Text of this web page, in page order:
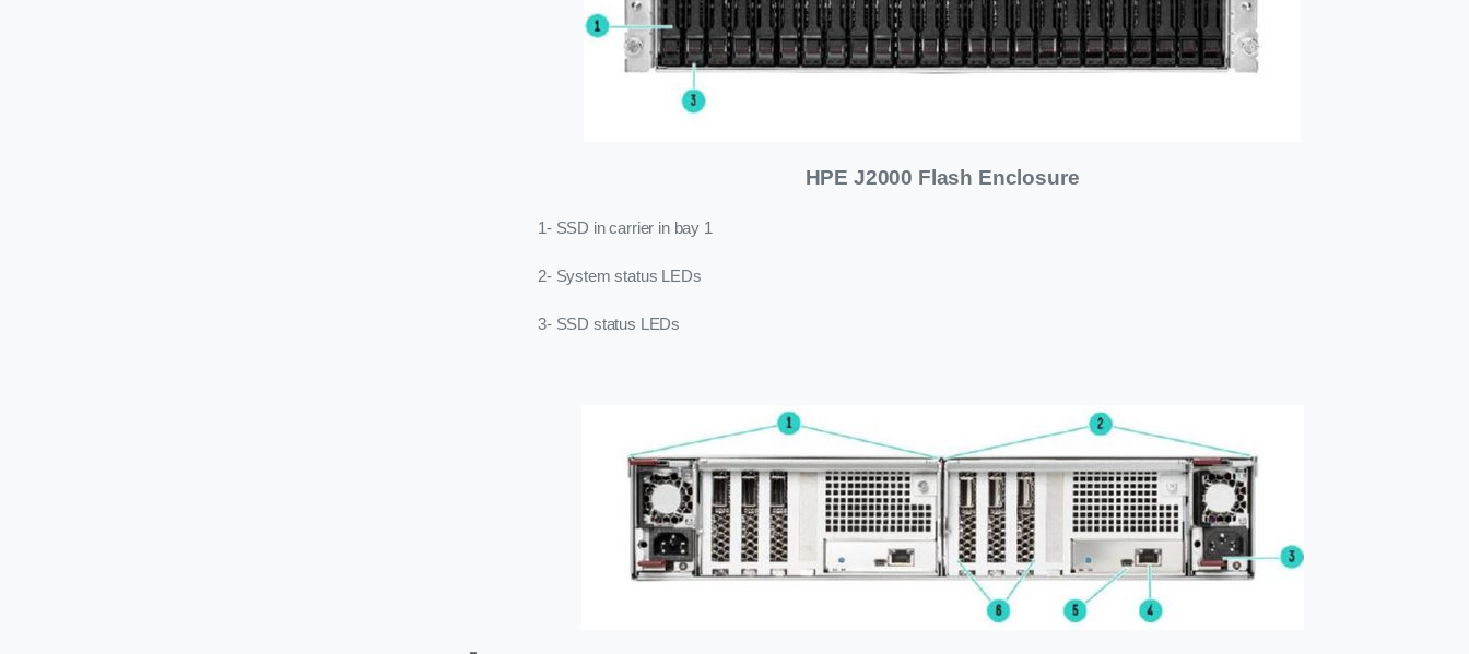
HPE J2000 Flash Enclosure
1- SSD in carrier in bay 1
2- System status LEDs
3- SSD status LEDs